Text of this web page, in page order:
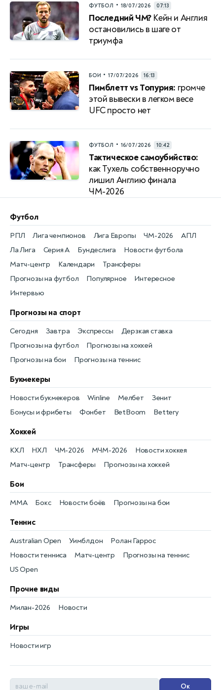
ФУТБОЛ • 18/07/2026 07:13
Последний ЧМ?Кейн и Англия
остановились в шаге от
триумфа
БОИ • 17/07/2026 16:13
Пимблетт vs Топурия: громче
этой вывески в легком весе
UFC просто нет
ФУТБОЛ • 16/07/2026 10:42
Тактическое самоубийство:
как Тухель собственноручно
лишил Англию финала
ЧМ-2026
Футбол
Новости футбола
РПЛ
Матч-центр
Лига чемпионов
Календари
Лига Европы
Трансферы
ЧМ-2026
Прогнозы на футбол
АПЛ
Популярное
Ла Лига
Интересное
Серия А
Интервью
Бундеслига
Прогнозы на спорт
Прогнозы на футбол
Сегодня
Прогнозы на хоккей
Завтра
Прогнозы на бои
Экспрессы
Прогнозы на теннис
Дерзкая ставка
Букмекеры
Бонусы и фрибеты
Новости букмекеров
Фонбет
Winline
BetBoom
Мелбет
Bettery
Зенит
Хоккей
Новости хоккея
КХЛ
Матч-центр
НХЛ
Трансферы
ЧМ-2026
Прогнозы на хоккей
МЧМ-2026
Бои
Новости боёв
MMA Прогнозы на бои
Бокс
Теннис
Новости тенниса
Australian Open
Матч-центр
Уимблдон
Прогнозы на теннис
Ролан Гаррос
US Open
Прочие виды
Новости
Милан-2026
Игры
Новости игр
Ок